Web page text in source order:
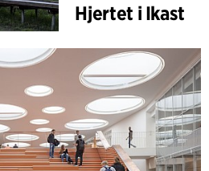
Hjertet i Ikast